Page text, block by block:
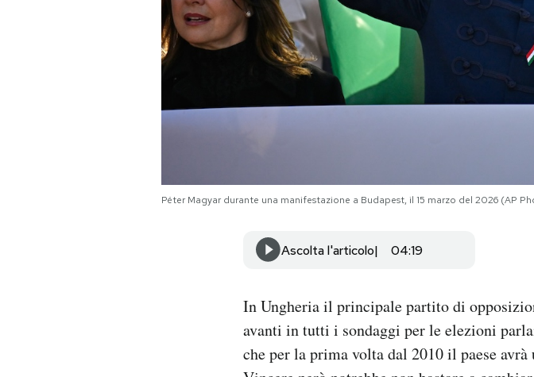
AREA PERSONALE
Péter Magyar durante una manifestazione a Budapest, il 15 marzo del 2026 (AP
Ascolta l'articolo 04:19
In Ungheria il principale partito di
avanti in tutti i sondaggi per le elezioni
che per la prima volta dal 2010 il paese